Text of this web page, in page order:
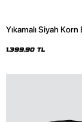
Yıkamalı Siyah Korn
1.399,90 TL